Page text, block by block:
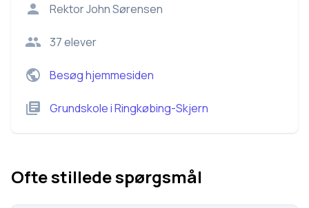
RektorJohn Sørensen
37elever
Besøg hjemmesiden
GrundskoleiRingkøbing-Skjern
Ofte stillede spørgsmål